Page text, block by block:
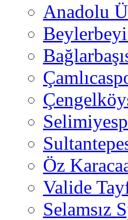
Anadolu
Öz
Valide
Selamsız